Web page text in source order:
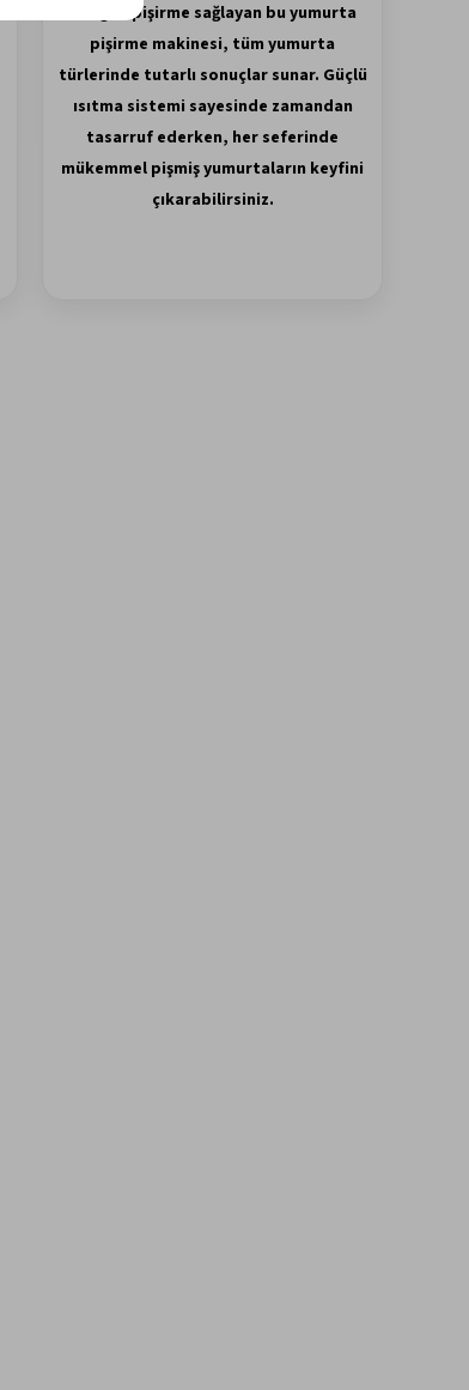
dengeli pişirme sağlayan bu yumurta
pişirme makinesi, tüm yumurta
türlerinde tutarlı sonuçlar sunar. Güçlü
ısıtma sistemi sayesinde zamandan
tasarruf ederken, her seferinde
mükemmel pişmiş yumurtaların keyfini
çıkarabilirsiniz.